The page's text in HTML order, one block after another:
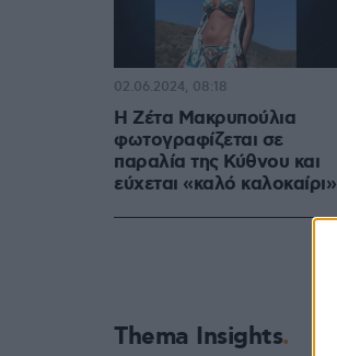
Η Ζέτα Μακρυπούλια
φωτογραφίζεται σε
παραλία της Κύθνου και
εύχεται «καλό καλοκαίρι»
02.06.2024, 08:18
Thema Insights